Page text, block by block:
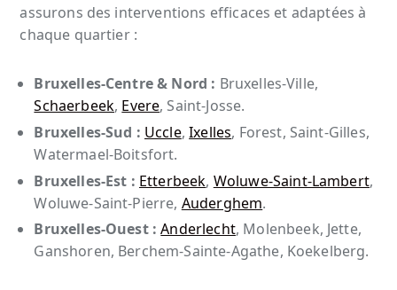
assurons des interventions efficaces et adaptées à
chaque quartier :
Bruxelles-Centre & Nord : Bruxelles-Ville,
Schaerbeek, Evere, Saint-Josse.
Bruxelles-Sud : Uccle,Ixelles, Forest, Saint-Gilles,
Watermael-Boitsfort.
Bruxelles-Est : Etterbeek, Woluwe-Saint-Lambert,
Woluwe-Saint-Pierre, Auderghem.
Bruxelles-Ouest : Anderlecht, Molenbeek, Jette,
Ganshoren, Berchem-Sainte-Agathe, Koekelberg.